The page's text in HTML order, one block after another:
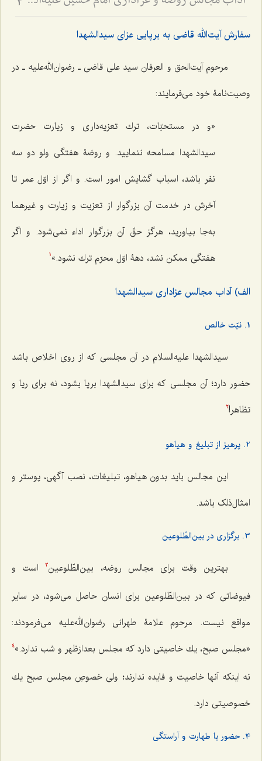
3
سفارش آیت‌الله قاضی به برپایی عزای سیدالشهدا
مرحوم آیت‌الحق و العرفان سید علی قاضی ـ رضوان‌الله‌علیه ـ در
وصیت‌نامۀ خود می‌فرمایند:
«و در مستحبّات، ترك تعزيه‌دارى و زيارت حضرت
سيدالشهدا مسامحه ننماييد. و روضۀ هفتگى ولو دو سه
نفر باشد، اسباب گشايش امور است. و اگر از اوّل عمر تا
آخرش در خدمت آن بزرگوار از تعزيت و زيارت و غيرهما
به‌جا بياوريد، هرگز حقّ آن بزرگوار اداء نمى‌شود. و اگر
هفتگى ممكن نشد، دهۀ اوّل محرّم ترك نشود.» 1
الف) آداب مجالس عزاداری سیدالشهدا
1. نیّت خالص
سیدالشهدا علیه‌السلام در آن مجلسی که از روی اخلاص باشد
حضور دارد؛ آن مجلسی كه برای سیدالشهدا برپا بشود، نه برای ریا و
تظاهر!2
2. پرهیز از تبلیغ و هیاهو
این مجالس باید بدون هیاهو، تبلیغات، نصب آگهی، پوستر و
امثال‌ذلک باشد.
3. برگزاری در بین‌الطّلوعین
بهترین وقت برای مجالس روضه، بین‌الطّلوعین3است و
فیوضاتی که در بین‌الطّلوعین برای انسان حاصل می‌شود، در سایر
مواقع نیست. مرحوم علامۀ طهرانی رضوان‌الله‌علیه می‌فرمودند:
«مجلس صبح، یك خاصیتی دارد كه مجلس بعدازظهر و شب ندارد.»4
نه اینكه آنها خاصیت و فایده ندارند؛ ولی خصوصِ مجلس صبح یك
خصوصیتی دارد.
4. حضور با طهارت و آراستگی